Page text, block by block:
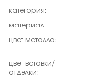
категория:
материал:
цвет металла:
цвет вставки/
отделки: